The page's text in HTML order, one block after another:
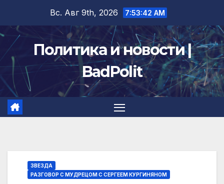
содержимому
Вс. Авг 9th, 2026 7:53:43 AM
Политика и новости |
BadPolit
ЗВЕЗДА
РАЗГОВОР С МУДРЕЦОМ С СЕРГЕЕМ КУРГИНЯНОМ